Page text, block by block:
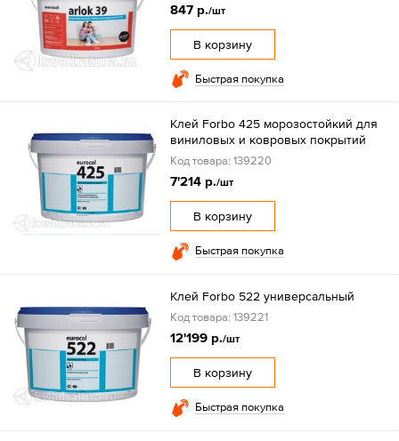
847 р./шт
В корзину
Быстрая покупка
Клей Forbo 425 морозостойкий для
виниловых и ковровых покрытий
Код товара: 139220
7'214 р./шт
В корзину
Быстрая покупка
Клей Forbo 522 универсальный
Код товара: 139221
12'199 р./шт
В корзину
Быстрая покупка